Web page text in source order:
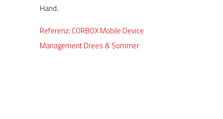
Hand.
Referenz: CORBOX Mobile Device
Management Drees & Sommer